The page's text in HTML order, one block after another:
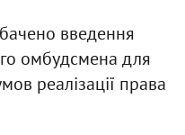
введення
омбудсмена для
реалізації права